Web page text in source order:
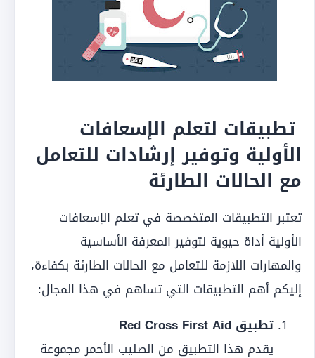
تطبيقات لتعلم الإسعافات
الأولية وتوفير إرشادات للتعامل
مع الحالات الطارئة
تعتبر التطبيقات المتخصصة في تعلم الإسعافات
الأولية أداة حيوية لتوفير المعرفة الأساسية
والمهارات اللازمة للتعامل مع الحالات الطارئة بكفاءة،
إليكم أهم التطبيقات التي تساهم في هذا المجال:
تطبيق Red Cross First Aid
يقدم هذا التطبيق من الصليب الأحمر مجموعة